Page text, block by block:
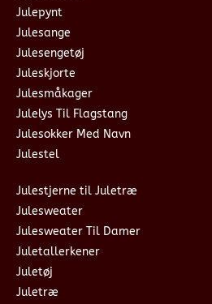
Julepynt
Julesange
Julesengetøj
Juleskjorte
Julesmåkager
Julelys Til Flagstang
Julesokker Med Navn
Julestel
Julestjerne til Juletræ
Julesweater
Julesweater Til Damer
Juletallerkener
Juletøj
Juletræ